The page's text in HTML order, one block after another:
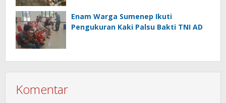
Enam Warga Sumenep Ikuti
Pengukuran Kaki Palsu Bakti TNI AD
Komentar